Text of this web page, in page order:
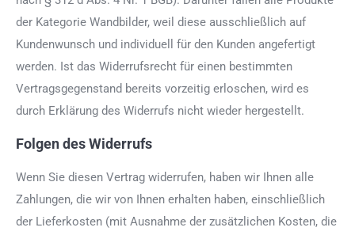
der Kategorie Wandbilder, weil diese ausschließlich auf
Kundenwunsch und individuell für den Kunden angefertigt
werden. Ist das Widerrufsrecht für einen bestimmten
Vertragsgegenstand bereits vorzeitig erloschen, wird es
durch Erklärung des Widerrufs nicht wieder hergestellt.
Folgen des Widerrufs
Wenn Sie diesen Vertrag widerrufen, haben wir Ihnen alle
Zahlungen, die wir von Ihnen erhalten haben, einschließlich
der Lieferkosten (mit Ausnahme der zusätzlichen Kosten, die